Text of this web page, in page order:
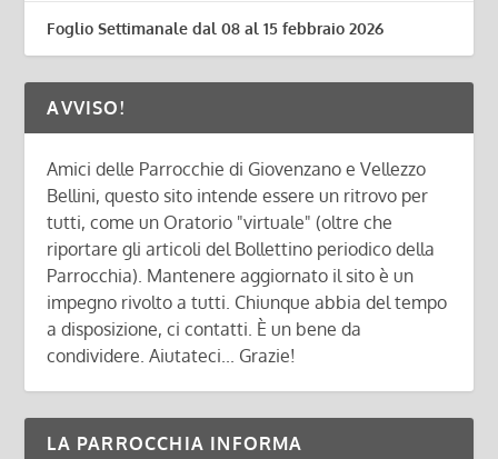
Foglio Settimanale dal 08 al 15 febbraio 2026
AVVISO!
Amici delle Parrocchie di Giovenzano e Vellezzo
Bellini, questo sito intende essere un ritrovo per
tutti, come un Oratorio "virtuale" (oltre che
riportare gli articoli del Bollettino periodico della
Parrocchia). Mantenere aggiornato il sito è un
impegno rivolto a tutti. Chiunque abbia del tempo
a disposizione, ci contatti. È un bene da
condividere. Aiutateci... Grazie!
LA PARROCCHIA INFORMA